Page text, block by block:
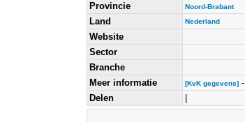
Provincie Noord-Brabant
Land Nederland
Website
Sector
Branche
Meer informatie
[KvK gegevens]-
Delen